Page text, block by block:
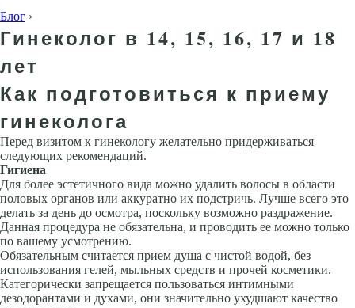
Блог ›
Гинеколог в 14, 15, 16, 17 и 18
лет
Как подготовиться к приему
гинеколога
Перед визитом к гинекологу желательно придерживаться
следующих рекомендаций.
Гигиена
Для более эстетичного вида можно удалить волосы в области
половых органов или аккуратно их подстричь. Лучше всего это
делать за день до осмотра, поскольку возможно раздражение.
Данная процедура не обязательна, и проводить ее можно только
по вашему усмотрению.
Обязательным считается прием душа с чистой водой, без
использования гелей, мыльных средств и прочей косметики.
Категорически запрещается пользоваться интимными
дезодорантами и духами, они значительно ухудшают качество